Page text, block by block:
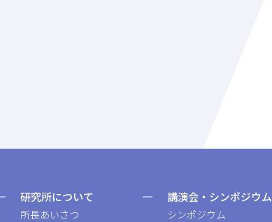
研究所について
所長あいさつ
講演会・シンポジウム
シンポジウム